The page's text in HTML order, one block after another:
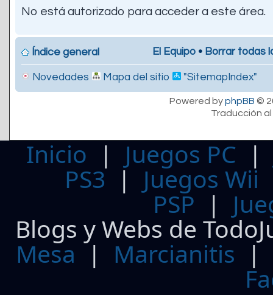
No está autorizado para acceder a este área.
Índice general El Equipo • Borrar todas
Novedades Mapa del sitio "SitemapIndex"
Powered byphpBB ©
Traducción
Inicio | Juegos PC
PS3| Juegos Wii
PSP |
Blogs y Webs de
Mesa | Marcianitis |